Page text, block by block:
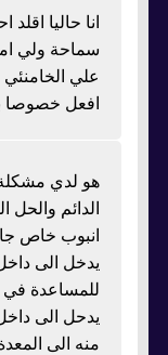
انا حاليا
سماحة ولي
علي الخامنئي
افعل خصوصا
هو لدي مشكلة
الدائم
انبوب خاص
يدخل الى
للمساعدة في
يدحل الى
منه الى